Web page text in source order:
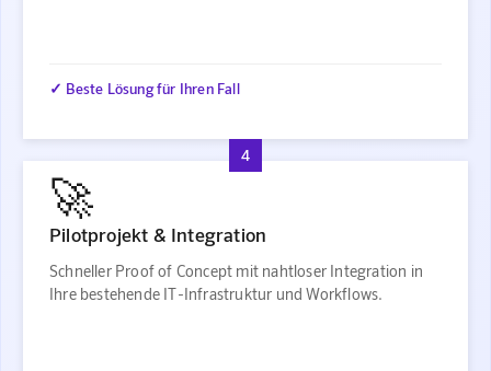
✓ Beste Lösung für Ihren Fall
4
🚀
Pilotprojekt & Integration
Schneller Proof of Concept mit nahtloser Integration in
Ihre bestehende IT-Infrastruktur und Workflows.